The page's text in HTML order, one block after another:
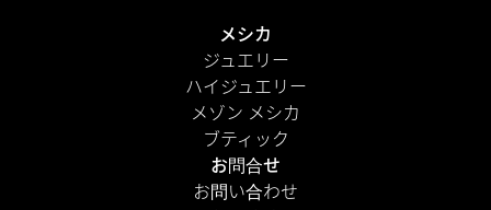
メシカ
ジュエリー
ハイジュエリー
メゾン メシカ
ブティック
お問合せ
お問い合わせ